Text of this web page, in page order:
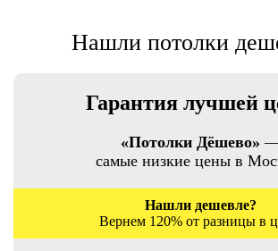
Нашли потолки
Гарантия лучшей
«Потолки Дёшево»
самые низкие цены в
Нашли дешевле?
Вернем 120% от разницы в